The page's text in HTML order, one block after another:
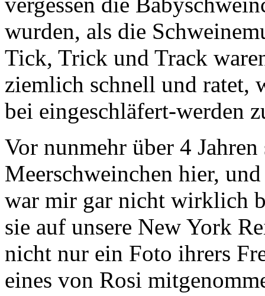
wurden, als die
Tick, Trick und Track
ziemlich schnell und ratet,
bei eingeschläfert-werden
Vor nunmehr über 4
Meerschweinchen hier,
war mir gar nicht wirklich
sie auf unsere New York
nicht nur ein Foto ihrers
eines von Rosi